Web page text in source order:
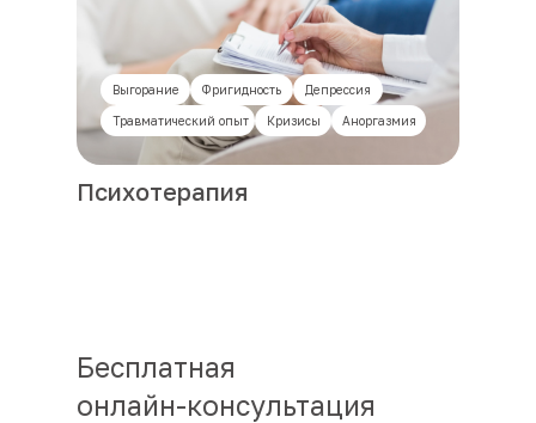
Выгорание Фригидность Депрессия
Травматический опыт Кризисы Аноргазмия
Психотерапия
Бесплатная
онлайн-консультация